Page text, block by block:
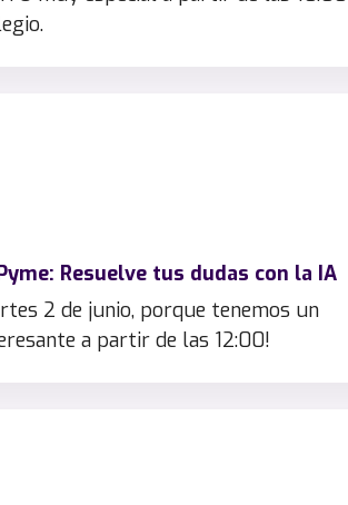
Resuelve tus dudas con la IA
2 de junio, porque tenemos un
a partir de las 12:00!